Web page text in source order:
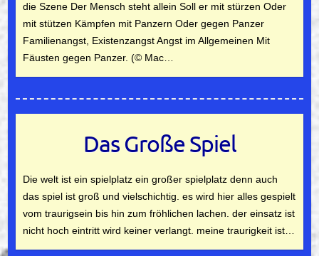
die Szene Der Mensch steht allein Soll er mit stürzen Oder
mit stützen Kämpfen mit Panzern Oder gegen Panzer
Familienangst, Existenzangst Angst im Allgemeinen Mit
Fäusten gegen Panzer. (© Mac…
Das Große Spiel
Die welt ist ein spielplatz ein großer spielplatz denn auch
das spiel ist groß und vielschichtig. es wird hier alles gespielt
vom traurigsein bis hin zum fröhlichen lachen. der einsatz ist
nicht hoch eintritt wird keiner verlangt. meine traurigkeit ist…